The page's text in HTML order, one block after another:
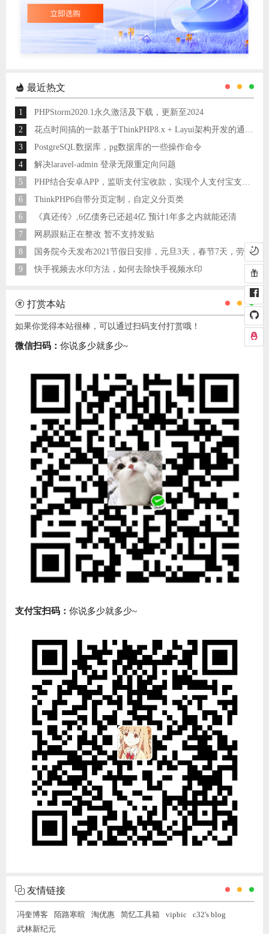
最近热文
1
PHPStorm2020.1永久激活及下载，更新至2024
2
花点时间搞的一款基于ThinkPHP8.x + Layui架构开发的通用后台管理系统
3
PostgreSQL数据库，pg数据库的一些操作命令
4
解决laravel-admin 登录无限重定向问题
5
PHP结合安卓APP，监听支付宝收款，实现个人支付宝支付接口
6
ThinkPHP6自带分页定制，自定义分页类
6
《真还传》,6亿债务已还超4亿 预计1年多之内就能还清
7
网易跟贴正在整改 暂不支持发贴
8
国务院今天发布2021节假日安排，元旦3天，春节7天，劳动节5天
9
快手视频去水印方法，如何去除快手视频水印
打赏本站
如果你觉得本站很棒，可以通过扫码支付打赏哦！
微信扫码： 你说多少就多少~
支付宝扫码： 你说多少就多少~
友情链接
冯奎博客 陌路寒暄 淘优惠 简忆工具箱 vipbic
c32's blog
武林新纪元